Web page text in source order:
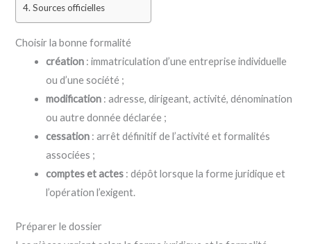
Sources officielles
Choisir la bonne formalité
création : immatriculation d’une entreprise individuelle
ou d’une société ;
modification : adresse, dirigeant, activité, dénomination
ou autre donnée déclarée ;
cessation : arrêt définitif de l’activité et formalités
associées ;
comptes et actes : dépôt lorsque la forme juridique et
l’opération l’exigent.
Préparer le dossier